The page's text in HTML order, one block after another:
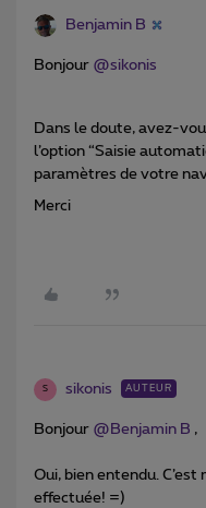
Benjamin B
Bonjour @sikonis
Dans le doute, avez-
l’option “Saisie
paramètres de votre
Merci
S sikonis AUTEUR
Bonjour @Benjamin B ,
Oui, bien entendu.
effectuée! =)